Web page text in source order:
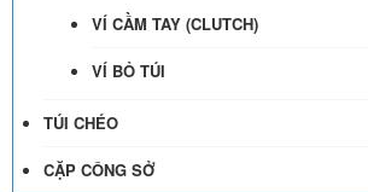
VÍ CẦM TAY (CLUTCH)
VÍ BỎ TÚI
TÚI CHÉO
CẶP CÔNG SỞ